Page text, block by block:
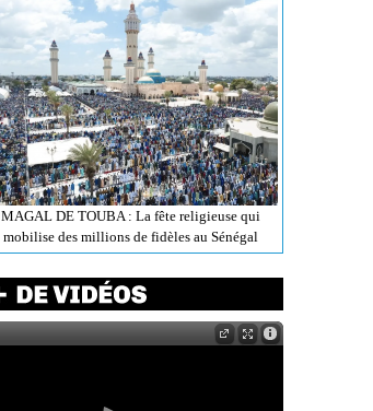
MAGAL DE TOUBA : La fête religieuse qui
mobilise des millions de fidèles au Sénégal